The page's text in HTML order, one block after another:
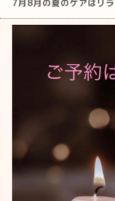
7月8月の夏のケアはリ